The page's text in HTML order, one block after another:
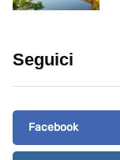
Seguici
Facebook